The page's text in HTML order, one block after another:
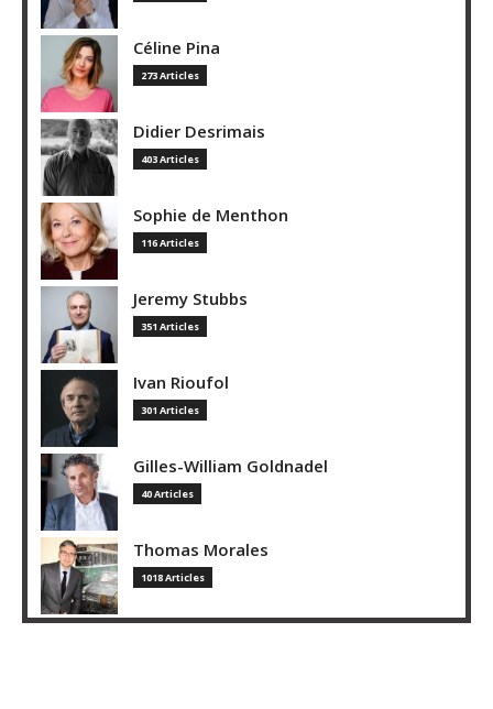
Céline Pina
273 Articles
Didier Desrimais
403 Articles
Sophie de Menthon
116 Articles
Jeremy Stubbs
351 Articles
Ivan Rioufol
301 Articles
Gilles-William Goldnadel
40 Articles
Thomas Morales
1018 Articles